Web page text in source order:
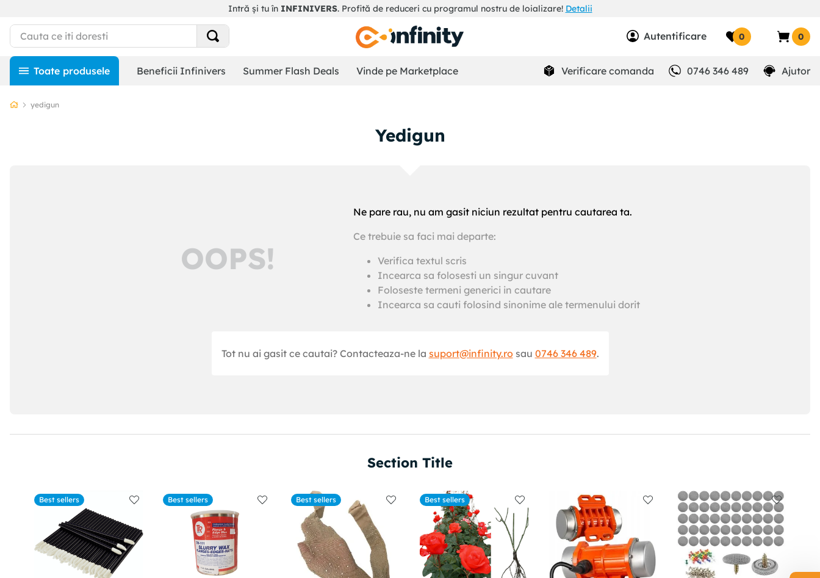
Intră și tu în INFINIVERS. Profită de reduceri cu programul nostru de loializare! Detalii
Autentificare 0 0
Beneficii Infinivers Summer Flash Deals Vinde pe Marketplace Verificare comanda 0746 346 489 Ajutor
yedigun
yedigun
OOPS!
Ne pare rau, nu am gasit niciun rezultat pentru cautarea ta.
Ce trebuie sa faci mai departe:
Verifica textul scris
Incearca sa folosesti un singur cuvant
Foloseste termeni generici in cautare
Incearca sa cauti folosind sinonime ale termenului dorit
Tot nu ai gasit ce cautai? Contacteaza-ne la suport@infinity.rosau 0746 346 489.
Section Title
Best sellers Best sellers Best sellers Best sellers